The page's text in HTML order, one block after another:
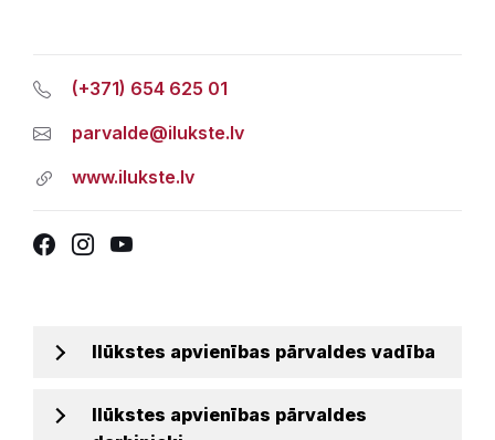
(+371) 654 625 01
parvalde@ilukste.lv
www.ilukste.lv
Facebook
Instagram
YouTube
Ilūkstes apvienības pārvaldes vadība
Ilūkstes apvienības pārvaldes